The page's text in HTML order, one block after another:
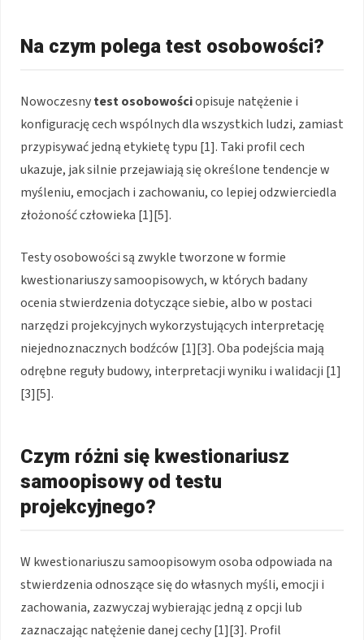
Na czym polega test osobowości?
Nowoczesnytest osobowościopisuje natężenie i
konfigurację cech wspólnych dla wszystkich ludzi, zamiast
przypisywać jedną etykietę typu [1]. Taki profil cech
ukazuje, jak silnie przejawiają się określone tendencje w
myśleniu, emocjach i zachowaniu, co lepiej odzwierciedla
złożoność człowieka [1][5].
Testy osobowości są zwykle tworzone w formie
kwestionariuszy samoopisowych, w których badany
ocenia stwierdzenia dotyczące siebie, albo w postaci
narzędzi projekcyjnych wykorzystujących interpretację
niejednoznacznych bodźców [1][3]. Oba podejścia mają
odrębne reguły budowy, interpretacji wyniku i walidacji [1]
[3][5].
Czym różni się kwestionariusz
samoopisowy od testu
projekcyjnego?
W kwestionariuszu samoopisowym osoba odpowiada na
stwierdzenia odnoszące się do własnych myśli, emocji i
zachowania, zazwyczaj wybierając jedną z opcji lub
zaznaczając natężenie danej cechy [1][3]. Profil